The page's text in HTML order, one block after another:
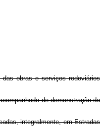
obras e serviços rodoviários
de demonstração da
integralmente, em Estradas